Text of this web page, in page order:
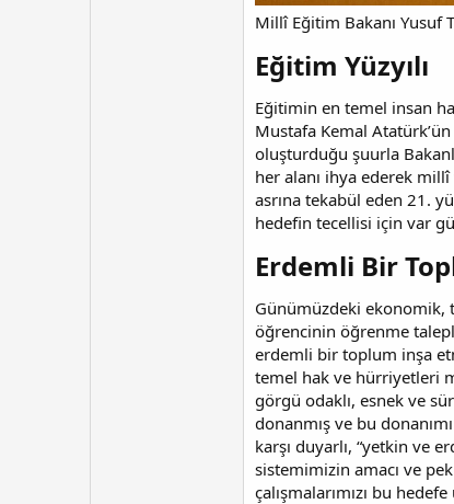
Millî Eğitim Bakanı Yusuf
Eğitim Yüzyılı​
Eğitimin en temel insan
Mustafa Kemal
oluşturduğu şuurla
her alanı ihya ederek
asrına tekabül eden 21.
hedefin tecellisi için var
Erdemli Bir
Günümüzdeki ekonomik,
öğrencinin öğrenme
erdemli bir toplum inşa
temel hak ve hürriyetleri
görgü odaklı, esnek ve
donanmış ve bu
karşı duyarlı, “yetkin ve
sistemimizin amacı ve
çalışmalarımızı bu